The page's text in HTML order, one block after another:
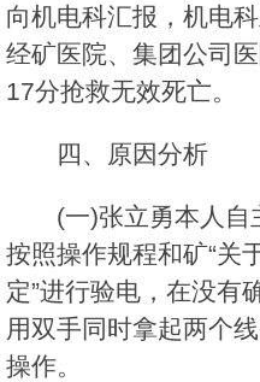
向机电科汇报，机电
经矿医院、集团公司
17分抢救无效死亡。
四、原因分析
(一)张立勇本人自
按照操作规程和矿“关
定”进行验电，在没有
用双手同时拿起两个
操作。